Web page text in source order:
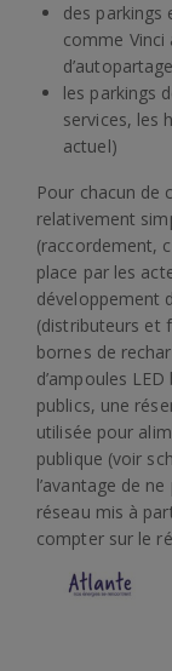
des parkings
comme Vinci
les parkings
services, les
actuel)
Pour chacun de
relativement
(raccordement,
place par les
développement
(distributeurs et
bornes de
d’ampoules
publics, une
utilisée pour
publique (voir
l’avantage de
réseau mis à
compter sur le